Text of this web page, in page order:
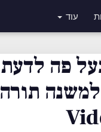
עוד
פה לדעת
תורה